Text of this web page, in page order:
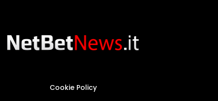
Cookie Policy